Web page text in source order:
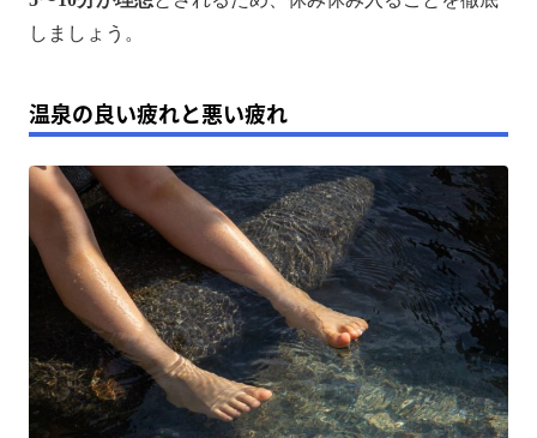
しましょう。
温泉の良い疲れと悪い疲れ